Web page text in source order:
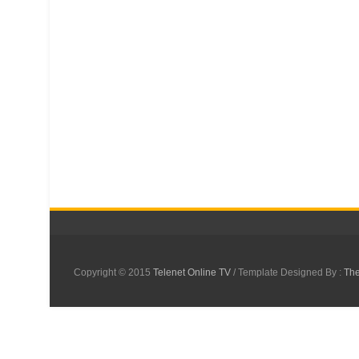
Copyright © 2015 Telenet Online TV / Template Designed By :